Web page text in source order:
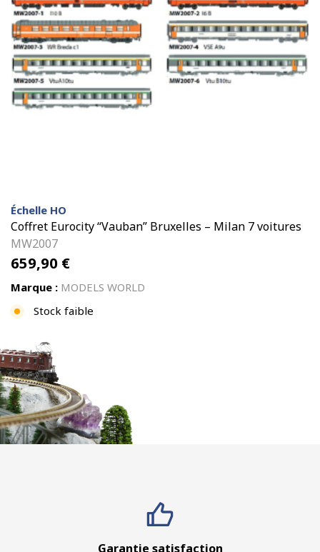
Échelle HO
Coffret Eurocity “Vauban” Bruxelles – Milan 7 voitures
MW2007
659,90 €
Marque : MODELS WORLD
Stock faible
Garantie satisfaction